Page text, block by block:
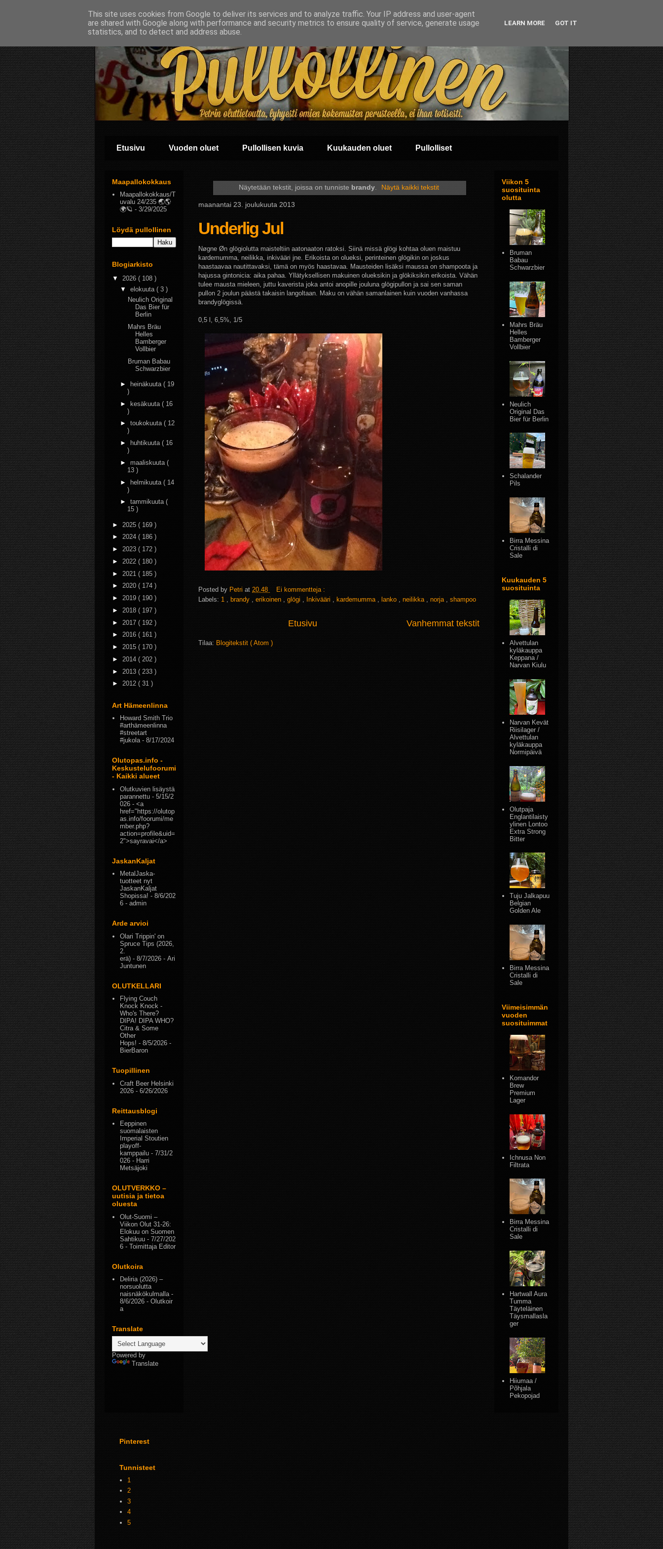
Etusivu Vuoden oluet Pullollisen kuvia Kuukauden oluet Pullolliset
Näytetään tekstit, joissa on tunniste brandy. Näytä kaikki tekstit
maanantai 23. joulukuuta 2013
Underlig Jul
Nøgne Øn glögiolutta maisteltiin aatonaaton ratoksi. Siinä missä glögi kohtaa oluen maistuu
kardemumma, neilikka, inkivääri jne. Erikoista on olueksi, perinteinen glögikin on joskus
haastaavaa nautittavaksi, tämä on myös haastavaa. Mausteiden lisäksi maussa on shampoota ja
hajussa gintonicia: aika pahaa. Yllätyksellisen makuinen olueksikin ja glökiksikin erikoista. Vähän
tulee mausta mieleen, juttu kaverista joka antoi anopille jouluna glögipullon ja sai sen saman
pullon 2 joulun päästä takaisin langoltaan. Maku on vähän samanlainen kuin vuoden vanhassa
brandyglögissä.
0,5 l, 6,5%, 1/5
Posted by Petri at 20.48
Ei kommentteja :
Labels: 1 , brandy , erikoinen , glögi , Inkivääri , kardemumma , lanko , neilikka , norja , shampoo
Vanhemmat tekstit
Etusivu
Tilaa: Blogitekstit ( Atom )
Maapallokokkaus
Maapallokokkaus/T
uvalu 24/235 🌏🌎
🌍🪐 - 3/29/2025
Löydä pullollinen
Blogiarkisto
▼ 2026 ( 108 )
▼ elokuuta ( 3 )
Neulich Original
Das Bier für
Berlin
Mahrs Bräu
Helles
Bamberger
Vollbier
Bruman Babau
Schwarzbier
► heinäkuuta ( 19
)
► kesäkuuta ( 16
)
► toukokuuta ( 12
)
►
huhtikuuta ( 16
)
► maaliskuuta (
13 )
► helmikuuta ( 14
)
► tammikuuta (
15 )
► 2025 ( 169 )
► 2024 ( 186 )
► 2023 ( 172 )
► 2022 ( 180 )
► 2021 ( 185 )
► 2020 ( 174 )
► 2019 ( 190 )
► 2018 ( 197 )
► 2017 ( 192 )
► 2016 ( 161 )
► 2015 ( 170 )
► 2014 ( 202 )
► 2013 ( 233 )
► 2012 ( 31 )
Art Hämeenlinna
Howard Smith Trio
#arthämeenlinna
#streetart
#jukola- 8/17/2024
Olutopas.info -
Keskustelufoorumi
- Kaikki alueet
Olutkuvien lisäystä
parannettu - 5/15/2
026 - <a
href="https://olutop
as.info/foorumi/me
mber.php?
action=profile&uid=
2">sayravai</a>
JaskanKaljat
MetalJaska-
tuotteet nyt
JaskanKaljat
Shopissa! - 8/6/202
6 - admin
Arde arvioi
Olari Trippin' on
Spruce Tips (2026,
2.
erä) - 8/7/2026 - Ari
Juntunen
OLUTKELLARI
Flying Couch
Knock Knock -
Who's There?
DIPA! DIPA WHO?
Citra & Some
Other
Hops! - 8/5/2026 -
BierBaron
Tuopillinen
Craft Beer Helsinki
2026 - 6/26/2026
Reittausblogi
Eeppinen
suomalaisten
Imperial Stoutien
playoff-
kamppailu - 7/31/2
026 - Harri
Metsäjoki
OLUTVERKKO –
uutisia ja tietoa
oluesta
Olut-Suomi –
Viikon Olut 31-26:
Elokuu on Suomen
Sahtikuu - 7/27/202
6 - Toimittaja Editor
Olutkoira
Deliria (2026) –
norsuolutta
naisnäkökulmalla-
8/6/2026 - Olutkoir
a
Translate
Powered by
Translate
Viikon 5
suosituinta
olutta
Bruman
Babau
Schwarzbier
Mahrs Bräu
Helles
Bamberger
Vollbier
Neulich
Original Das
Bier für Berlin
Schalander
Pils
Birra Messina
Cristalli di
Sale
Kuukauden 5
suosituinta
Alvettulan
kyläkauppa
Keppana /
Narvan Kiulu
Narvan Kevät
Riisilager /
Alvettulan
kyläkauppa
Normipäivä
Olutpaja
Englantilaisty
ylinen Lontoo
Extra Strong
Bitter
Tuju Jalkapuu
Belgian
Golden Ale
Birra Messina
Cristalli di
Sale
Viimeisimmän
vuoden
suosituimmat
Komandor
Brew
Premium
Lager
Ichnusa Non
Filtrata
Birra Messina
Cristalli di
Sale
Hartwall Aura
Tumma
Täyteläinen
Täysmallasla
ger
Hiiumaa /
Põhjala
Pekopojad
Pinterest
Tunnisteet
1
2
3
4
5
This site uses cookies from Google to deliver its services and to analyze traffic. Your IP address and user-agent
are shared with Google along with performance and security metrics to ensure quality of service, generate usage
statistics, and to detect and address abuse.
LEARN MORE GOT IT